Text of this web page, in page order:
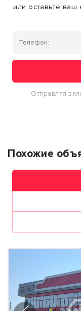
или оставьте
Отправляя
Похожие